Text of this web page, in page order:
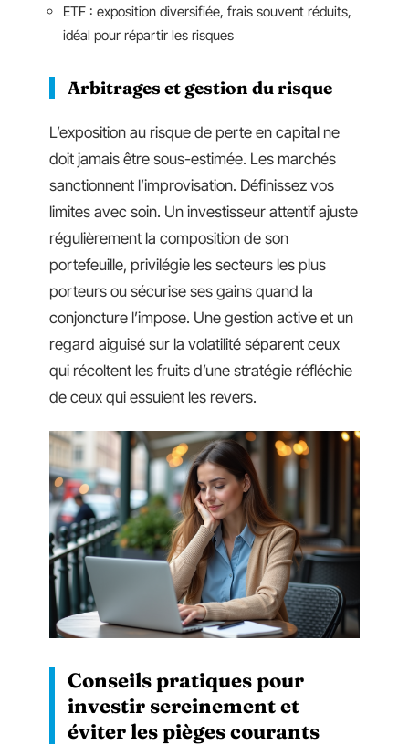
ETF : exposition diversifiée, frais souvent réduits,
idéal pour répartir les risques
Arbitrages et gestion du risque
L’exposition au risque de perte en capital ne
doit jamais être sous-estimée. Les marchés
sanctionnent l’improvisation. Définissez vos
limites avec soin. Un investisseur attentif ajuste
régulièrement la composition de son
portefeuille, privilégie les secteurs les plus
porteurs ou sécurise ses gains quand la
conjoncture l’impose. Une gestion active et un
regard aiguisé sur la volatilité séparent ceux
qui récoltent les fruits d’une stratégie réfléchie
de ceux qui essuient les revers.
Conseils pratiques pour
investir sereinement et
éviter les pièges courants